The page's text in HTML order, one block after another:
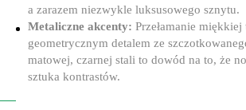
a zarazem niezwykle luksusowego sznytu.
Metaliczne akcenty: Przełamanie
geometrycznym detalem ze
matowej, czarnej stali to dowód na to, że
sztuka kontrastów.